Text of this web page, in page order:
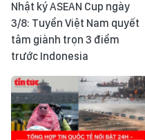
Nhật ký ASEAN Cup ngày
3/8: Tuyển Việt Nam quyết
tâm giành trọn 3 điểm
trước Indonesia